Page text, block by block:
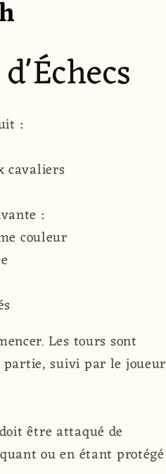
:
cavaliers
:
couleur
Les tours sont
partie, suivi par le joueur
être attaqué de
ou en étant protégé